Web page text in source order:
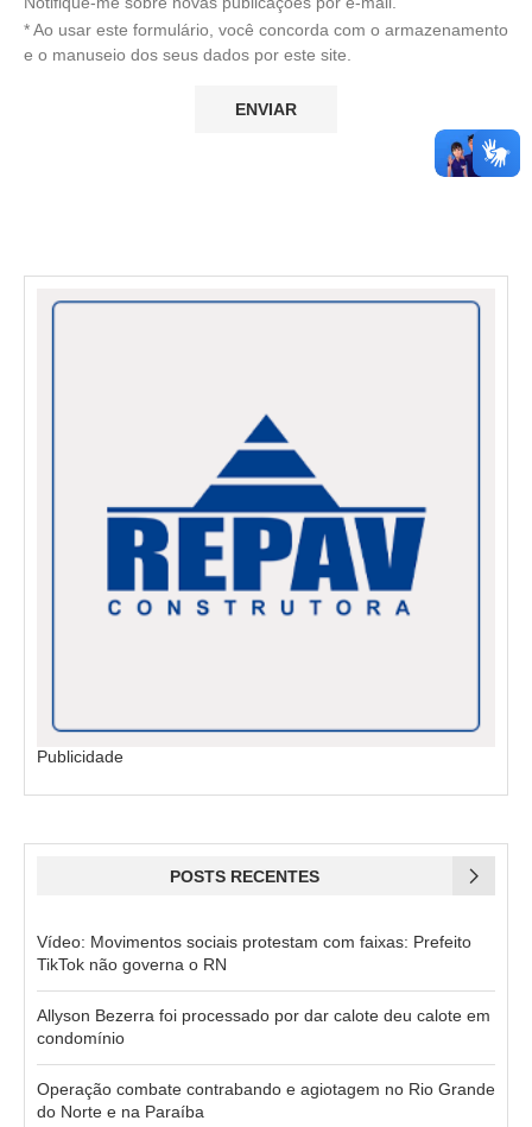
* Ao usar este formulário, você concorda com o armazenamento
e o manuseio dos seus dados por este site.
Publicidade
POSTS RECENTES
Vídeo: Movimentos sociais protestam com faixas: Prefeito
TikTok não governa o RN
Allyson Bezerra foi processado por dar calote deu calote em
condomínio
Operação combate contrabando e agiotagem no Rio Grande
do Norte e na Paraíba